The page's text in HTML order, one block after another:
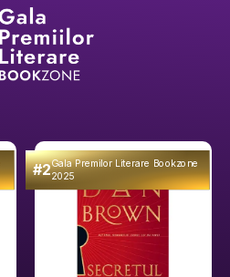
#2Gala Premilor Literare Bookzone
2025